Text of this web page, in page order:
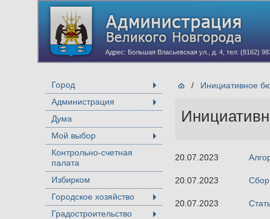
Адрес: Большая Власьевская ул., д. 4, тел: (8162)
Город
Администрация
Дума
Мой выбор
Контрольно-счетная
палата
Избирком
Городское хозяйство
Градостроительство
/ Инициативное
20.07.2023
20.07.2023 Сбор
20.07.2023